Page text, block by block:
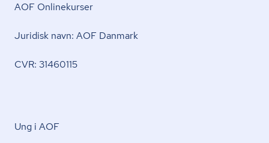
AOF Onlinekurser
Juridisk navn: AOF Danmark
CVR: 31460115
Ung i AOF